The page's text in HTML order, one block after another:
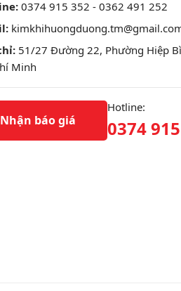
0374 915 352 - 0362 491 252
51/27 Đường 22, Phường Hiệp
Minh
Nhận báo giá
Hotline:
0374